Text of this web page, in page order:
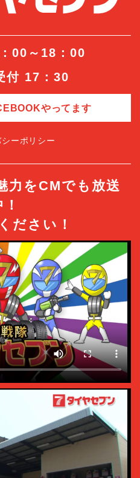
00～18：00
付 17：30
やってます
ーポリシー
力をCMでも放送
ださい！